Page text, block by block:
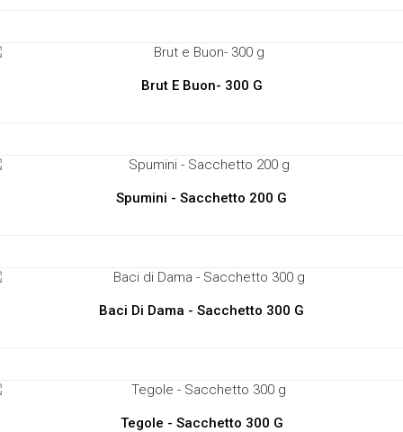
Brut E Buon- 300 G
Spumini - Sacchetto 200 G
Baci Di Dama - Sacchetto 300 G
Tegole - Sacchetto 300 G